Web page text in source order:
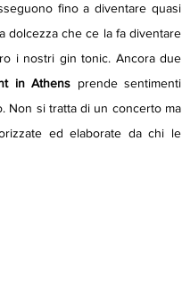
fino a diventare quasi
dolcezza che ce la fa diventare
i nostri gin tonic. Ancora due
in Athens prende sentimenti
Non si tratta di un concerto ma
ed elaborate da chi le